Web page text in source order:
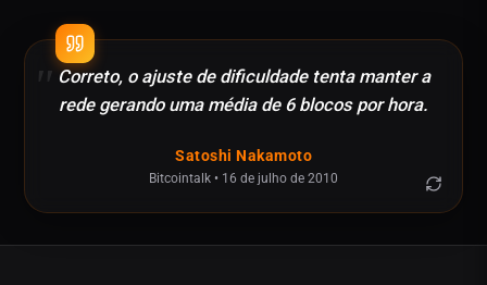
Correto, o ajuste de dificuldade tenta manter a
rede gerando uma média de 6 blocos por hora.
Satoshi Nakamoto
Bitcointalk • 16 de julho de 2010